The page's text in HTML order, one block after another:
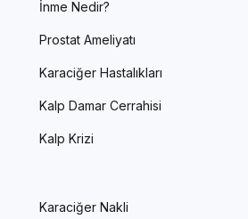
İnme Nedir?
Prostat Ameliyatı
Karaciğer Hastalıkları
Kalp Damar Cerrahisi
Kalp Krizi
Karaciğer Nakli